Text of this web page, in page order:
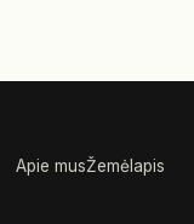
Apie musŽemėlapis